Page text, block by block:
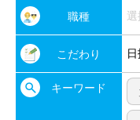
職種
こだわり
キーワード